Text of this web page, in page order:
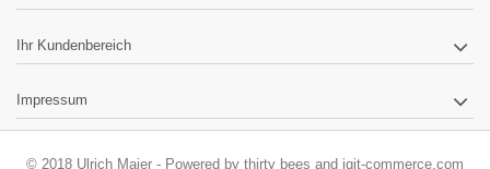
Ihr Kundenbereich
Impressum
© 2018 Ulrich Maier - Powered by thirty bees and iqit-commerce.com